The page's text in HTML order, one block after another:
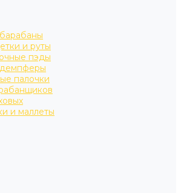
и руты
пэды
демпферы
палочки
и маллеты